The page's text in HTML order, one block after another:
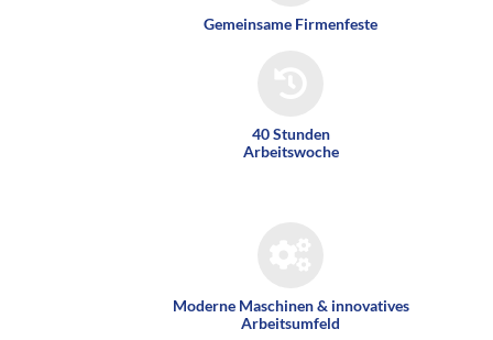
Gemeinsame Firmenfeste
40 Stunden
Arbeitswoche
Moderne Maschinen & innovatives
Arbeitsumfeld